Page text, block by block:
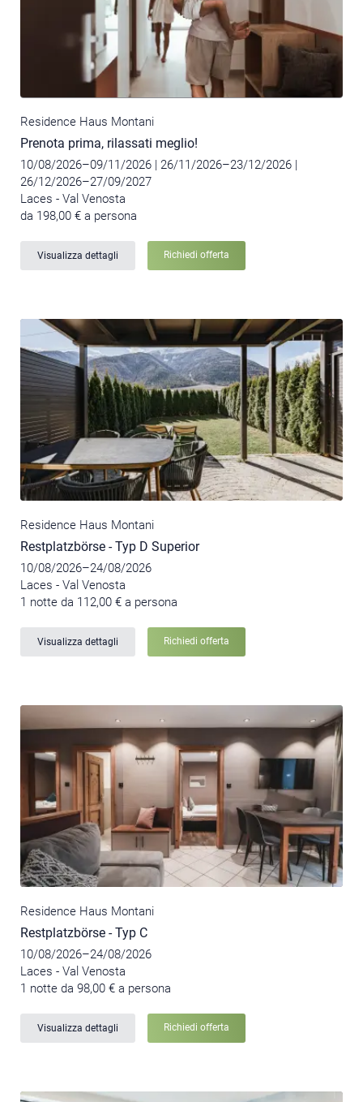
Residence Haus Montani
Prenota prima, rilassati meglio!
10/08/2026–09/11/2026 | 26/11/2026–23/12/2026 |
26/12/2026–27/09/2027
Laces - Val Venosta
da 198,00 € a persona
Visualizza dettagli Richiedi offerta
Residence Haus Montani
Restplatzbörse - Typ D Superior
10/08/2026–24/08/2026
Laces - Val Venosta
1 notte da 112,00 € a persona
Visualizza dettagli Richiedi offerta
Residence Haus Montani
Restplatzbörse - Typ C
10/08/2026–24/08/2026
Laces - Val Venosta
1 notte da 98,00 € a persona
Visualizza dettagli Richiedi offerta